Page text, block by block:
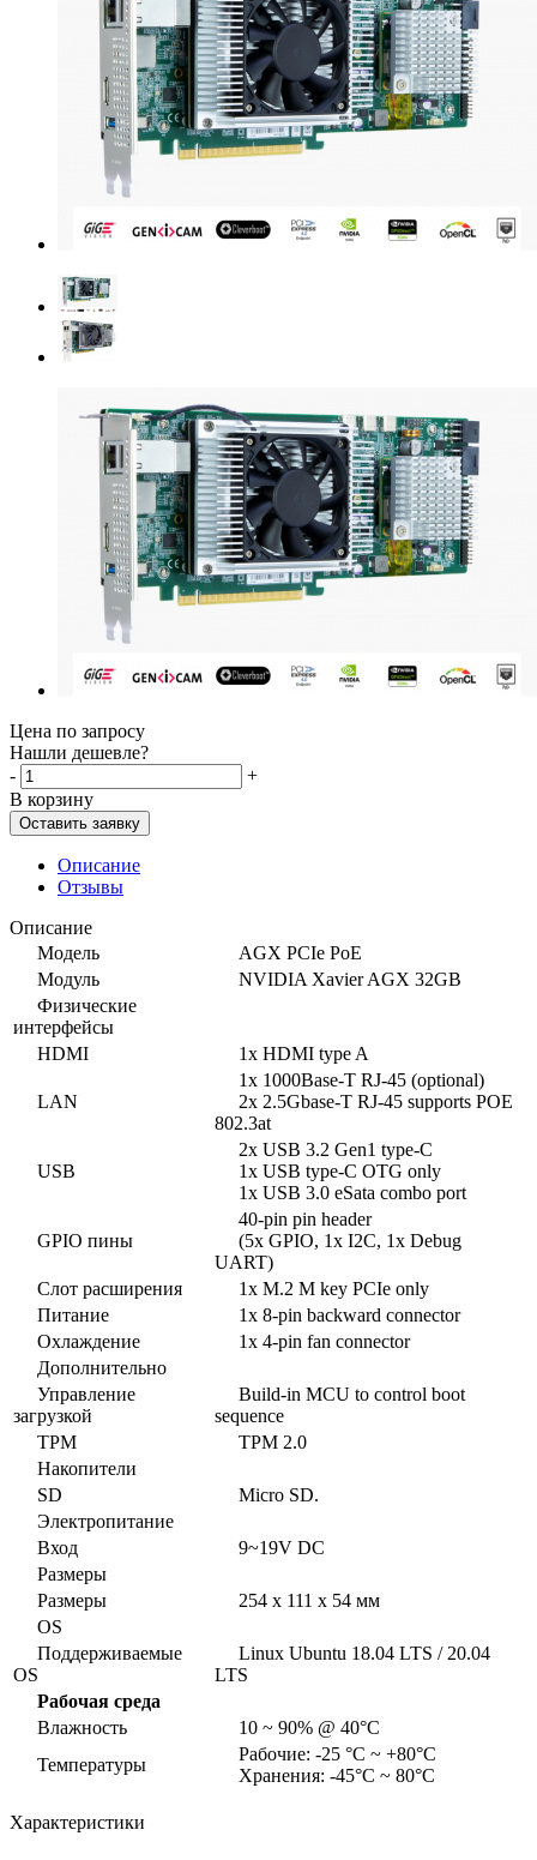
Цена по запросу
Нашли дешевле?
-
+
В корзину
Оставить заявку
Описание
Отзывы
Описание
Модель
AGX PCIe PoE
Модуль
NVIDIA Xavier AGX 32GB
Физические
интерфейсы
HDMI
1x HDMI type A
LAN
1x 1000Base-T RJ-45 (optional)
2x 2.5Gbase-T RJ-45 supports POE
802.3at
USB
2x USB 3.2 Gen1 type-C
1x USB type-C OTG only
1x USB 3.0 eSata combo port
GPIO пины
40-pin pin header
(5x GPIO, 1x I2C, 1x Debug
UART)
Слот расширения
1x M.2 M key PCIe only
Питание
1x 8-pin backward connector
Охлаждение
1x 4-pin fan connector
Дополнительно
Управление
загрузкой
Build-in MCU to control boot
sequence
TPM
TPM 2.0
Накопители
SD
Micro SD.
Электропитание
Вход
9~19V DC
Размеры
Размеры
254 x 111 x 54 мм
OS
Поддерживаемые
OS
Linux Ubuntu 18.04 LTS / 20.04
LTS
Рабочая среда
Влажность
10 ~ 90% @ 40°C
Температуры
Рабочие: -25 °C ~ +80°C
Хранения: -45°C ~ 80°C
Характеристики